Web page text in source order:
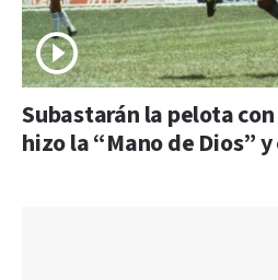
Subastarán la pelota
hizo la “Mano de Dios”